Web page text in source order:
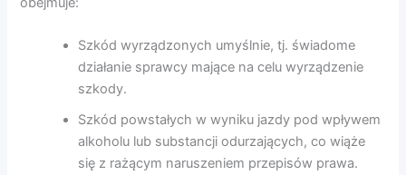
Szkód wyrządzonych umyślnie, tj. świadome
działanie sprawcy mające na celu wyrządzenie
szkody.
Szkód powstałych w wyniku jazdy pod wpływem
alkoholu lub substancji odurzających, co wiąże
się z rażącym naruszeniem przepisów prawa.